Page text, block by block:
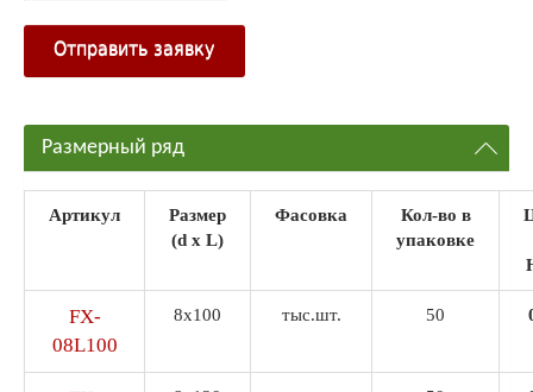
Отправить заявку
Размерный ряд
Артикул
Размер
(d x L)
Фасовка
Кол-во в
упаковке
FX-
08L100
8х100 тыс.шт. 50